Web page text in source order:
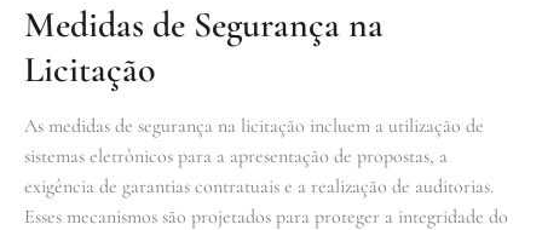
Medidas de Segurança na
Licitação
As medidas de segurança na licitação incluem a utilização de
sistemas eletrônicos para a apresentação de propostas, a
exigência de garantias contratuais e a realização de auditorias.
Esses mecanismos são projetados para proteger a integridade do